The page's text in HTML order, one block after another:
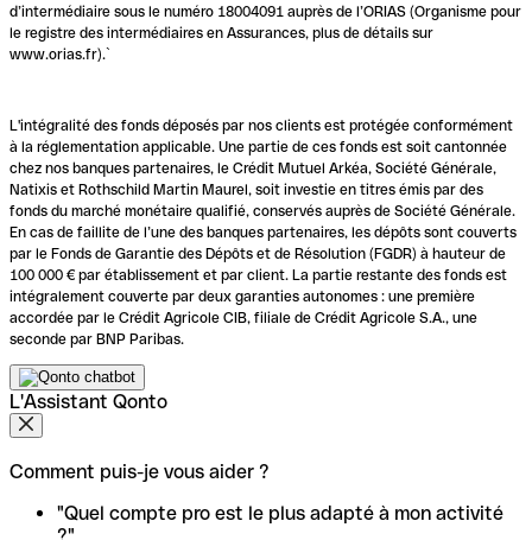
d’intermédiaire sous le numéro 18004091 auprès de l’ORIAS (Organisme pour
le registre des intermédiaires en Assurances, plus de détails sur
www.orias.fr).`
L'intégralité des fonds déposés par nos clients est protégée conformément
à la réglementation applicable. Une partie de ces fonds est soit cantonnée
chez nos banques partenaires, le Crédit Mutuel Arkéa, Société Générale,
Natixis et Rothschild Martin Maurel, soit investie en titres émis par des
fonds du marché monétaire qualifié, conservés auprès de Société Générale.
En cas de faillite de l’une des banques partenaires, les dépôts sont couverts
par le Fonds de Garantie des Dépôts et de Résolution (FGDR) à hauteur de
100 000 € par établissement et par client. La partie restante des fonds est
intégralement couverte par deux garanties autonomes : une première
accordée par le Crédit Agricole CIB, filiale de Crédit Agricole S.A., une
seconde par BNP Paribas.
L'Assistant Qonto
Comment puis-je vous aider ?
"Quel compte pro est le plus adapté à mon activité